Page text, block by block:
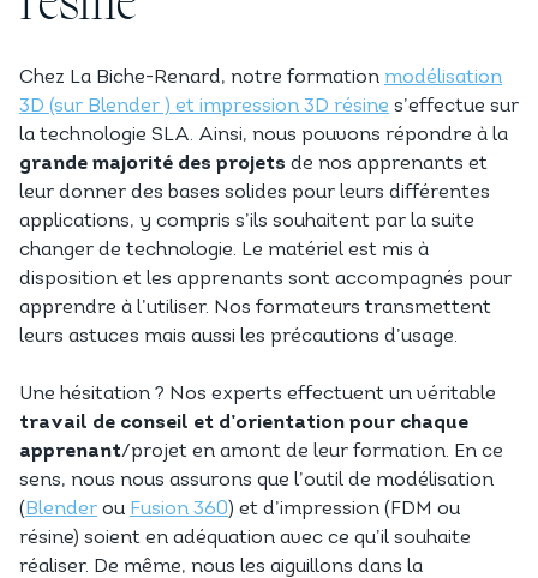
Chez La Biche-Renard, notre formation modélisation
3D (sur Blender ) et impression 3D résine s’effectue sur
la technologie SLA. Ainsi, nous pouvons répondre à la
grande majorité des projets de nos apprenants et
leur donner des bases solides pour leurs différentes
applications, y compris s’ils souhaitent par la suite
changer de technologie. Le matériel est mis à
disposition et les apprenants sont accompagnés pour
apprendre à l’utiliser. Nos formateurs transmettent
leurs astuces mais aussi les précautions d’usage.
Une hésitation ? Nos experts effectuent un véritable
travail de conseil et d’orientation pour chaque
apprenant/projet en amont de leur formation. En ce
sens, nous nous assurons que l’outil de modélisation
( Blender ou Fusion 360) et d’impression (FDM ou
résine) soient en adéquation avec ce qu’il souhaite
réaliser. De même, nous les aiguillons dans la